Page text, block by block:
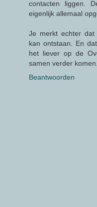
contacten liggen.
eigenlijk allemaal
Je merkt echter dat
kan ontstaan. En
het liever op de
samen verder komen.
Beantwoorden